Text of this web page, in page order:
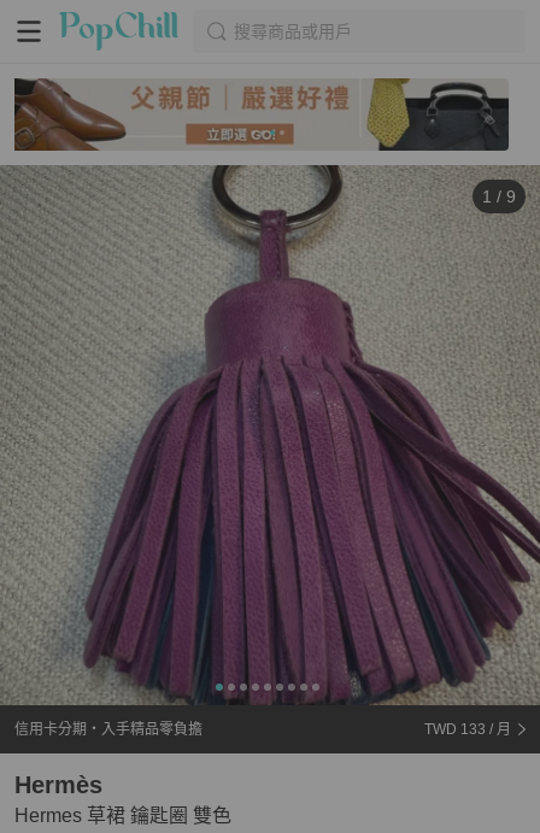
搜尋商品或用戶
1 / 9
信用卡分期・入手精品零負擔 TWD 133 / 月
Hermes 草裙 鑰匙圈 雙色
Hermès